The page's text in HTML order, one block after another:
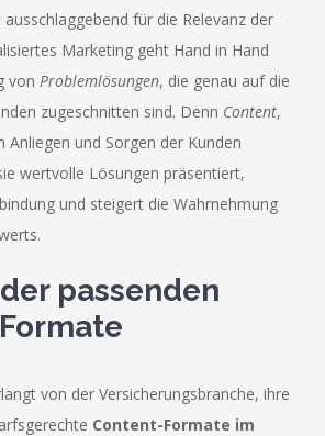
für die Relevanz der
Marketing geht Hand in Hand
von Problemlösungen, die genau auf die
zugeschnitten sind. Denn Content,
Anliegen und Sorgen der Kunden
wertvolle Lösungen präsentiert,
und steigert die Wahrnehmung
passenden
von der Versicherungsbranche, ihre
Content-Formate im